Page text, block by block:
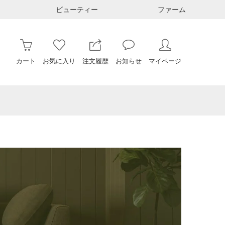
ビューティー ファーム
カート お気に入り 注文履歴 お知らせ マイページ